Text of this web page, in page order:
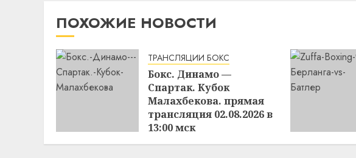
ПОХОЖИЕ НОВОСТИ
ТРАНСЛЯЦИИ БОКС
Бокс. Динамо —
Спартак. Кубок
Малахбекова. прямая
трансляция 02.08.2026 в
13:00 мск
02.08.2026